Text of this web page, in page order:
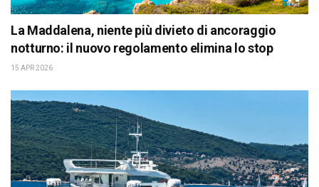
La Maddalena, niente più divieto di ancoraggio
notturno: il nuovo regolamento elimina lo stop
15 APR 2026